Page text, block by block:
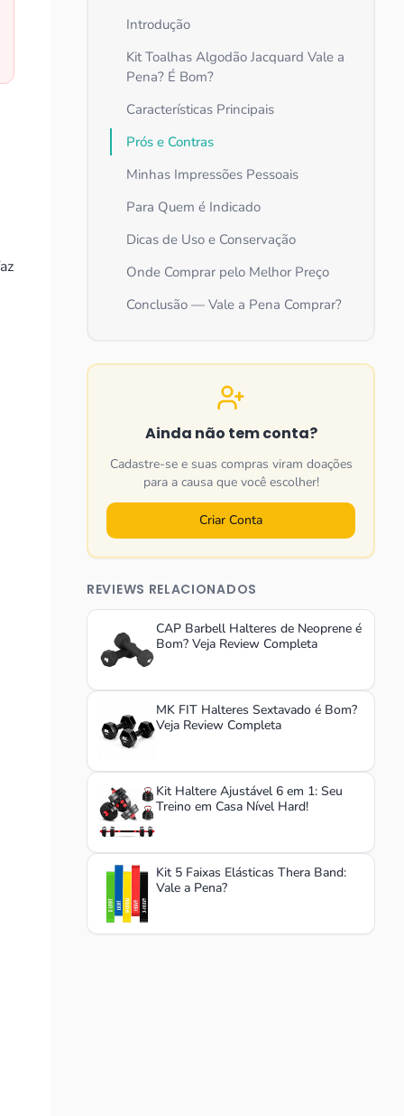
Introdução
Kit Toalhas Algodão Jacquard Vale a
Pena? É Bom?
Características Principais
Prós e Contras
Minhas Impressões Pessoais
Para Quem é Indicado
Dicas de Uso e Conservação
Onde Comprar pelo Melhor Preço
Conclusão — Vale a Pena Comprar?
Ainda não tem conta?
Cadastre-se e suas compras viram doações
para a causa que você escolher!
Criar Conta
REVIEWS RELACIONADOS
CAP Barbell Halteres de Neoprene é
Bom? Veja Review Completa
MK FIT Halteres Sextavado é Bom?
Veja Review Completa
Kit Haltere Ajustável 6 em 1: Seu
Treino em Casa Nível Hard!
Kit 5 Faixas Elásticas Thera Band:
Vale a Pena?